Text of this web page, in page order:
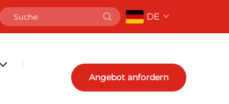
DE
Angebot anfordern